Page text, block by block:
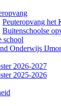
Peuteropvang het
Buitenschoolse
school
Onderwijs
2026-2027
2025-2026